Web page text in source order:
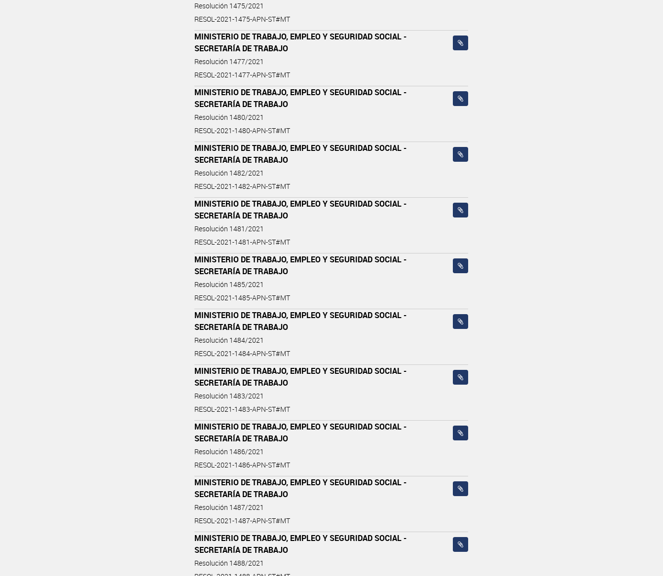
Resolución 1475/2021
RESOL-2021-1475-APN-ST#MT
MINISTERIO DE TRABAJO, EMPLEO Y SEGURIDAD SOCIAL -
SECRETARÍA DE TRABAJO
Resolución 1477/2021
RESOL-2021-1477-APN-ST#MT
MINISTERIO DE TRABAJO, EMPLEO Y SEGURIDAD SOCIAL -
SECRETARÍA DE TRABAJO
Resolución 1480/2021
RESOL-2021-1480-APN-ST#MT
MINISTERIO DE TRABAJO, EMPLEO Y SEGURIDAD SOCIAL -
SECRETARÍA DE TRABAJO
Resolución 1482/2021
RESOL-2021-1482-APN-ST#MT
MINISTERIO DE TRABAJO, EMPLEO Y SEGURIDAD SOCIAL -
SECRETARÍA DE TRABAJO
Resolución 1481/2021
RESOL-2021-1481-APN-ST#MT
MINISTERIO DE TRABAJO, EMPLEO Y SEGURIDAD SOCIAL -
SECRETARÍA DE TRABAJO
Resolución 1485/2021
RESOL-2021-1485-APN-ST#MT
MINISTERIO DE TRABAJO, EMPLEO Y SEGURIDAD SOCIAL -
SECRETARÍA DE TRABAJO
Resolución 1484/2021
RESOL-2021-1484-APN-ST#MT
MINISTERIO DE TRABAJO, EMPLEO Y SEGURIDAD SOCIAL -
SECRETARÍA DE TRABAJO
Resolución 1483/2021
RESOL-2021-1483-APN-ST#MT
MINISTERIO DE TRABAJO, EMPLEO Y SEGURIDAD SOCIAL -
SECRETARÍA DE TRABAJO
Resolución 1486/2021
RESOL-2021-1486-APN-ST#MT
MINISTERIO DE TRABAJO, EMPLEO Y SEGURIDAD SOCIAL -
SECRETARÍA DE TRABAJO
Resolución 1487/2021
RESOL-2021-1487-APN-ST#MT
MINISTERIO DE TRABAJO, EMPLEO Y SEGURIDAD SOCIAL -
SECRETARÍA DE TRABAJO
Resolución 1488/2021